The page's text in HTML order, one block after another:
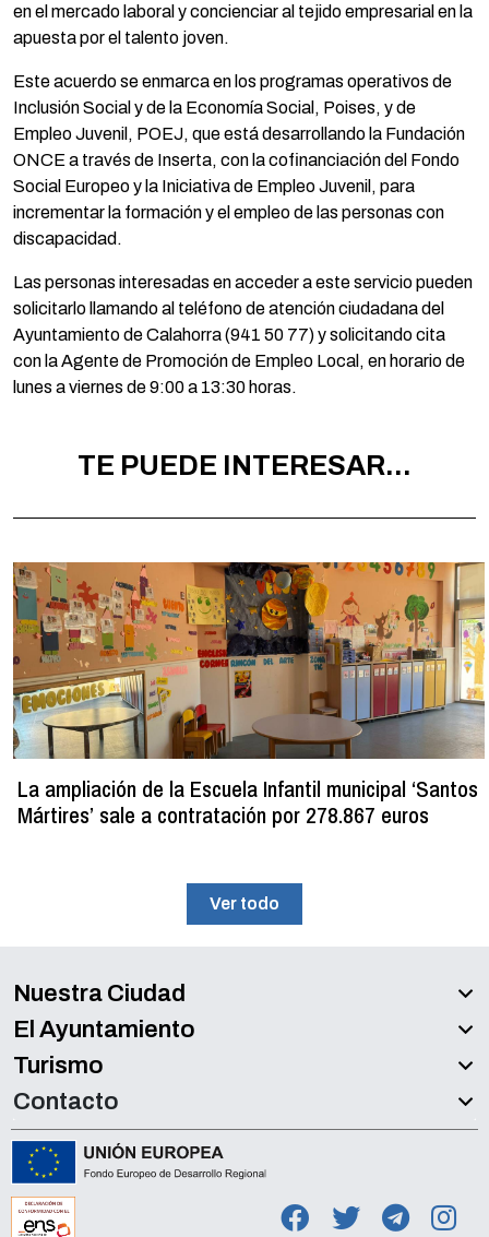
en el mercado laboral y concienciar al tejido empresarial en la
apuesta por el talento joven.
Este acuerdo se enmarca en los programas operativos de
Inclusión Social y de la Economía Social, Poises, y de
Empleo Juvenil, POEJ, que está desarrollando la Fundación
ONCE a través de Inserta, con la cofinanciación del Fondo
Social Europeo y la Iniciativa de Empleo Juvenil, para
incrementar la formación y el empleo de las personas con
discapacidad.
Las personas interesadas en acceder a este servicio pueden
solicitarlo llamando al teléfono de atención ciudadana del
Ayuntamiento de Calahorra (941 50 77) y solicitando cita
con la Agente de Promoción de Empleo Local, en horario de
lunes a viernes de 9:00 a 13:30 horas.
TE PUEDE INTERESAR...
La ampliación de la Escuela Infantil municipal ‘Santos
Mártires’ sale a contratación por 278.867 euros
Ver todo
Nuestra Ciudad
El Ayuntamiento
Turismo
Contacto